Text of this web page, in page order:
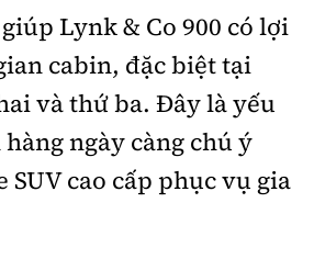
Lynk & Co 900 có lợi
cabin, đặc biệt tại
và thứ ba. Đây là yếu
ngày càng chú ý
cao cấp phục vụ gia